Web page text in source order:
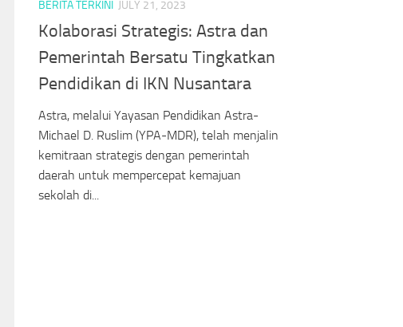
BERITA TERKINI JULY 21, 2023
Kolaborasi Strategis: Astra dan
Pemerintah Bersatu Tingkatkan
Pendidikan di IKN Nusantara
Astra, melalui Yayasan Pendidikan Astra-
Michael D. Ruslim (YPA-MDR), telah menjalin
kemitraan strategis dengan pemerintah
daerah untuk mempercepat kemajuan
sekolah di...